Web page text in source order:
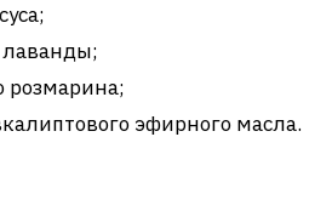
лаванды;
розмарина;
эфирного масла.